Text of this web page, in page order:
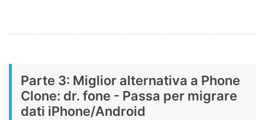
Parte 3: Miglior alternativa a Phone
Clone: dr. fone - Passa per migrare
dati iPhone/Android